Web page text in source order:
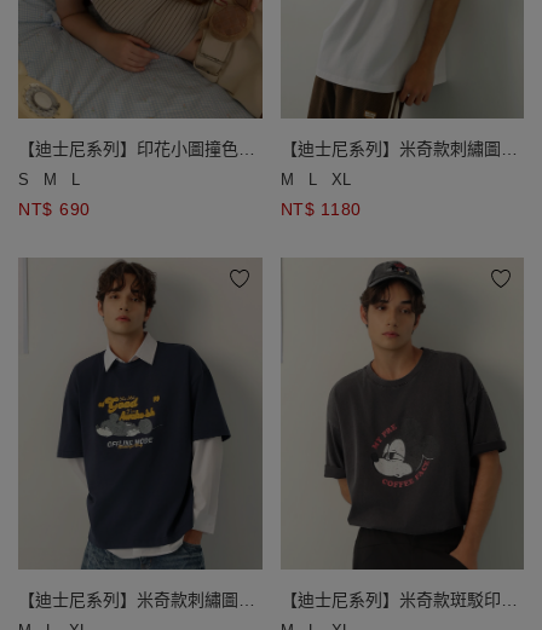
【迪士尼系列】印花小圖撞色滾
邊條紋平口BRA背心
S M L
NT$ 690
【迪士尼系列】米奇款刺繡圖案
圓領短袖寬版TEE(男款)
M L XL
NT$ 1180
【迪士尼系列】米奇款刺繡圖案
圓領短袖寬版TEE(男款)
【迪士尼系列】米奇款斑駁印花
圓領短袖水洗寬版TEE(男款)